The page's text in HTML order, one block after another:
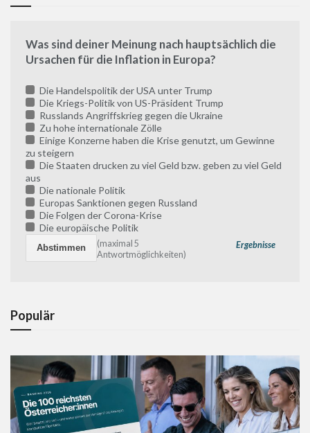
Was sind deiner Meinung nach hauptsächlich die
Ursachen für die Inflation in Europa?
Die Handelspolitik der USA unter Trump
Die Kriegs-Politik von US-Präsident Trump
Russlands Angriffskrieg gegen die Ukraine
Zu hohe internationale Zölle
Einige Konzerne haben die Krise genutzt, um Gewinne
zu steigern
Die Staaten drucken zu viel Geld bzw. geben zu viel Geld
aus
Die nationale Politik
Europas Sanktionen gegen Russland
Die Folgen der Corona-Krise
Die europäische Politik
Ergebnisse
(maximal 5
Antwortmöglichkeiten)
Populär